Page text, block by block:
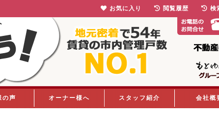
の声 オーナー様へ スタッフ紹介 会社概
お気に入り 閲覧履歴 検